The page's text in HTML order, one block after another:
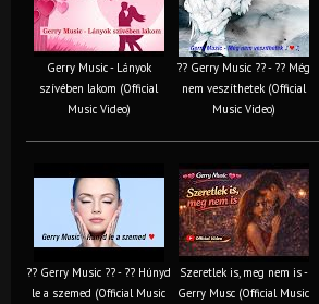
Gerry Music - Lányok
szívében lakom (Official
Music Video)
?? Gerry Music ?? - ?? Még
nem veszíthetek (Official
Music Video)
?? Gerry Music ?? - ?? Húnyd
le a szemed (Official Music
Szeretlek is, meg nem is -
Gerry Musc (Official Music